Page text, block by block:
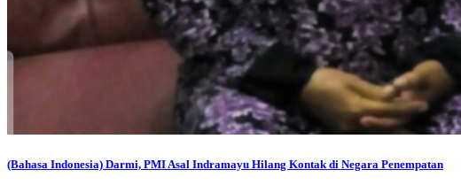
(Bahasa Indonesia) Darmi, PMI Asal Indramayu Hilang Kontak di Negara Penempatan